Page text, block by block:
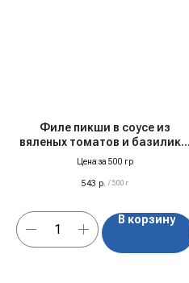
Филе пикши в соусе из
вяленых томатов и базилика,
с/м
Цена за 500 гр
543 р. / 500 г
В корзину